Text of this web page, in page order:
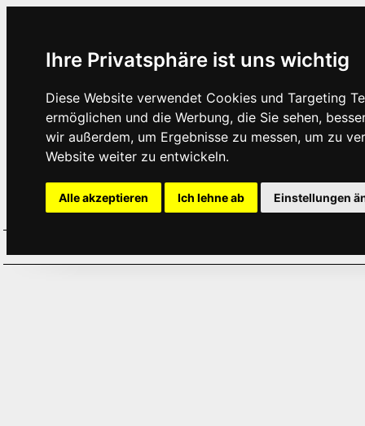
Ihre Privatsphäre ist uns wichtig
Diese Website verwendet Cookies und Targeting
ermöglichen und die Werbung, die Sie sehen,
wir außerdem, um Ergebnisse zu messen, um zu
Website weiter zu entwickeln.
Alle akzeptieren Ich lehne ab Einstellungen